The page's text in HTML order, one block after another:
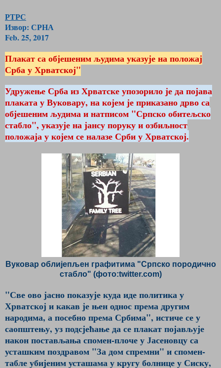
РТРС
Извор: СРНА
Feb. 25, 2017
Плакат са објешеним људима указује на положај
Срба у Хрватској"
Удружење Срба из Хрватске упозорило је да појава
плаката у Вуковару, на којем је приказано дрво са
објешеним људима и натписом "Српско обитељско
стабло", указује на јансу поруку и озбиљност
положаја у којем се налазе Срби у Хрватској.
Вуковар облијепљен графитима "Српско породично
стабло" (фото:twitter.com)
"Све ово јасно показује куда иде политика у
Хрватској и какав је њен однос према другим
народима, а посебно према Србима", истиче се у
саопштењу, уз подсјећање да се плакат појављује
након постављања спомен-плоче у Јасеновцу са
усташким поздравом "За дом спремни" и спомен-
табле убијеним усташама у кругу болнице у Сиску,